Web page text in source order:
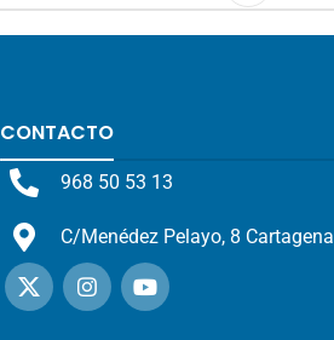
CONTACTO
968 50 53 13
C/Menédez Pelayo, 8 Cartagena